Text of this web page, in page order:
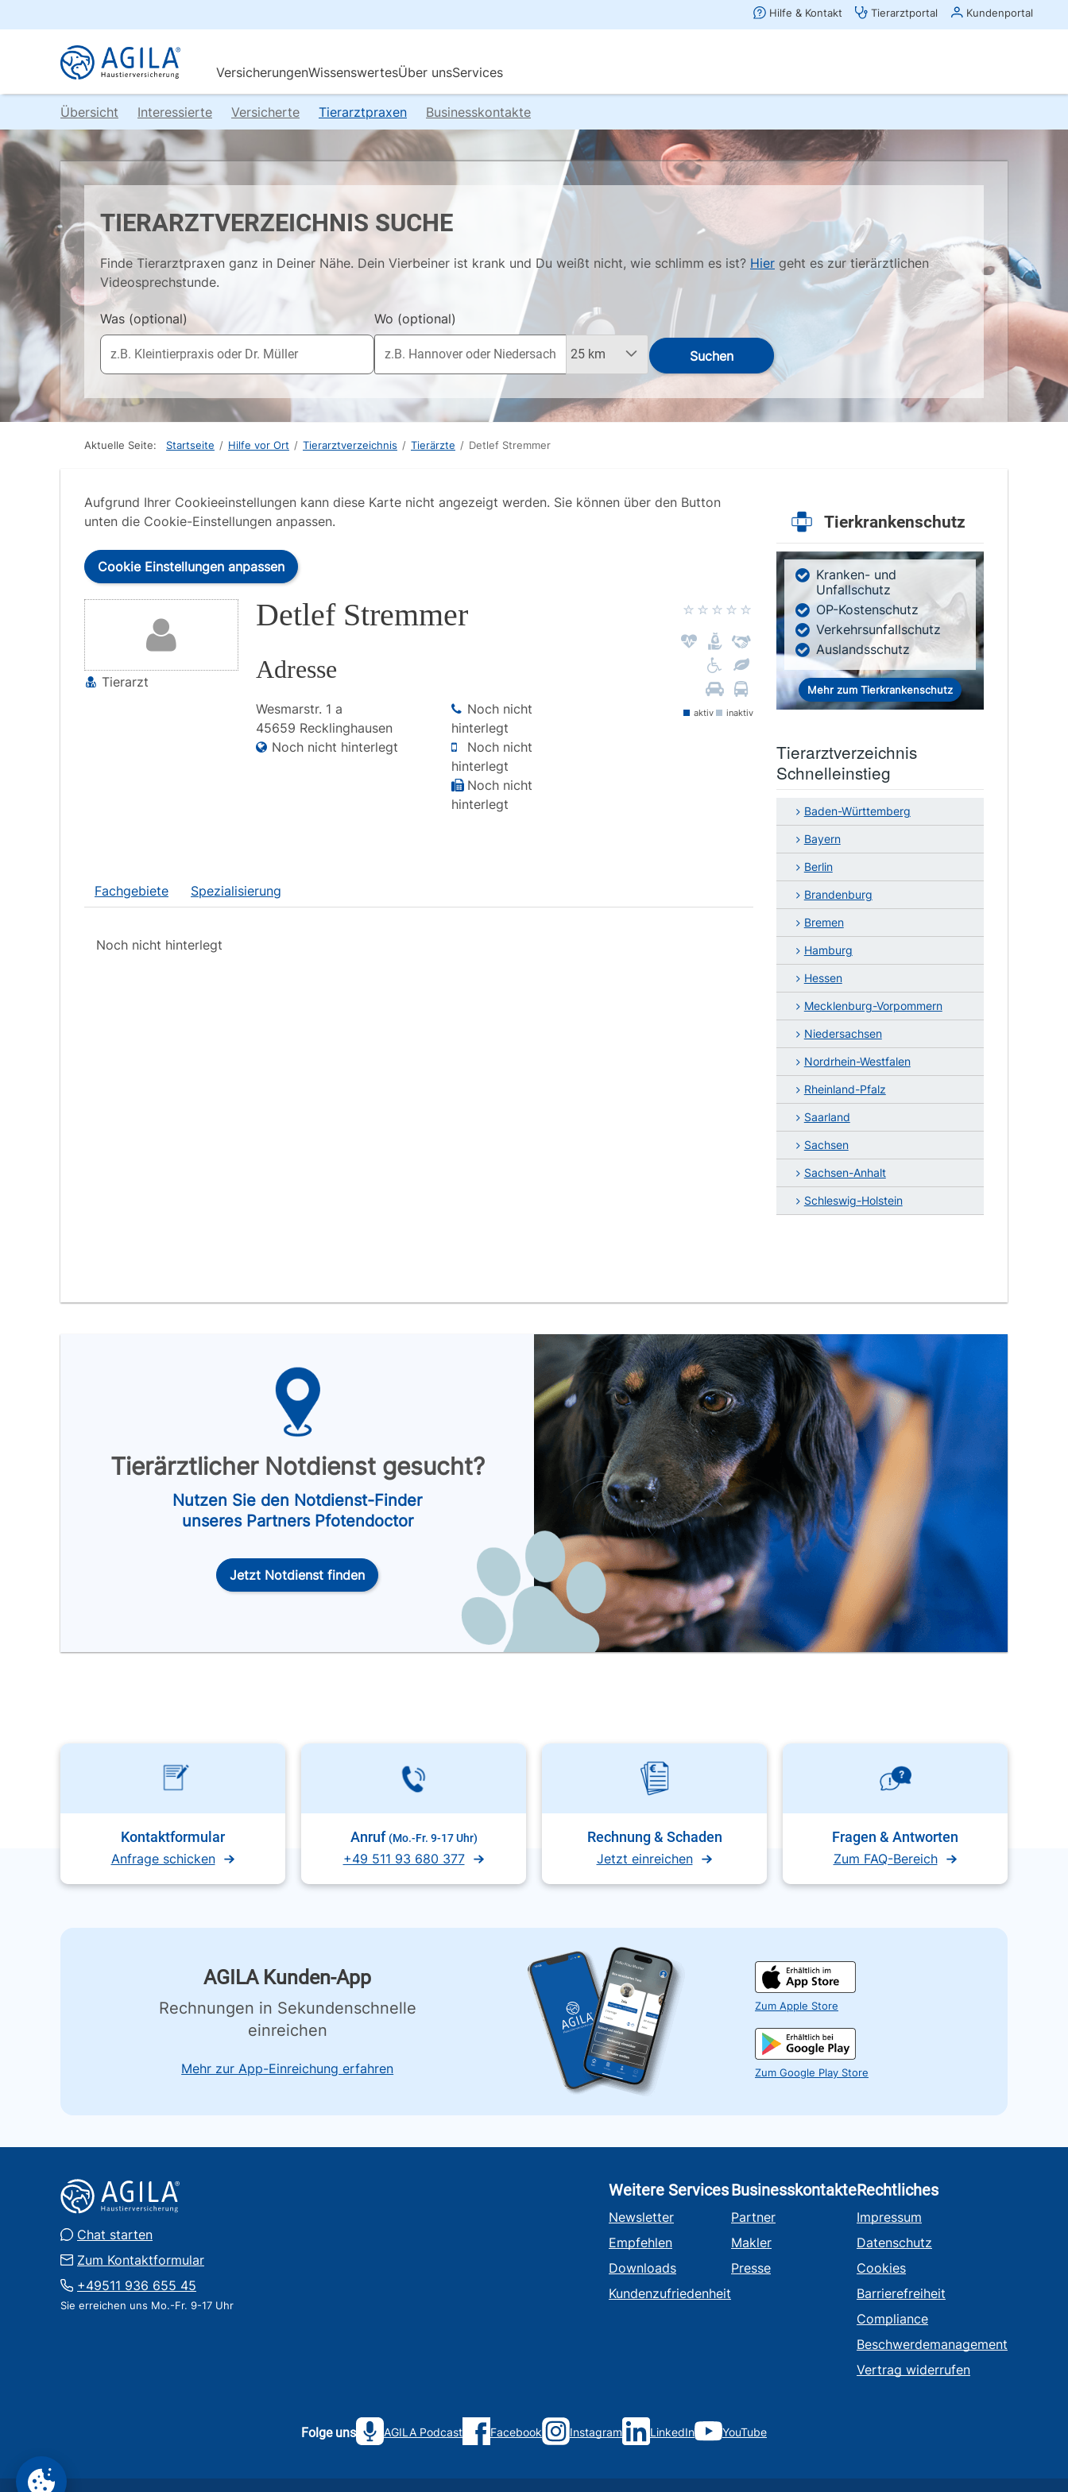
Übersicht Interessierte Versicherte Tierarztpraxen Businesskontakte
TIERARZTVERZEICHNIS SUCHE
Finde Tierarztpraxen ganz in Deiner Nähe. Dein Vierbeiner ist krank und Du weißt nicht, wie schlimm es ist? Hier geht es zur tierärztlichen
Videosprechstunde.
Was (optional) Wo (optional)
Suchen
Aktuelle Seite: Startseite / Hilfe vor Ort / Tierarztverzeichnis / Tierärzte / Detlef Stremmer
Aufgrund Ihrer Cookieeinstellungen kann diese Karte nicht angezeigt werden. Sie können über den Button
unten die Cookie-Einstellungen anpassen.
Cookie Einstellungen anpassen
Tierarzt
Detlef Stremmer
Adresse
Wesmarstr. 1 a
45659 Recklinghausen
Noch nicht hinterlegt
Noch nicht
hinterlegt
Noch nicht
hinterlegt
Noch nicht
hinterlegt
aktiv inaktiv
Fachgebiete Spezialisierung
Noch nicht hinterlegt
Tierkrankenschutz
Kranken- und
Unfallschutz
OP-Kostenschutz
Verkehrsunfallschutz
Auslandsschutz
Mehr zum Tierkrankenschutz
Tierarztverzeichnis
Schnelleinstieg
Baden-Württemberg
Bayern
Berlin
Brandenburg
Bremen
Hamburg
Hessen
Mecklenburg-Vorpommern
Niedersachsen
Nordrhein-Westfalen
Rheinland-Pfalz
Saarland
Sachsen
Sachsen-Anhalt
Schleswig-Holstein
Tierärztlicher Notdienst gesucht?
Nutzen Sie den Notdienst-Finder
unseres Partners Pfotendoctor
Jetzt Notdienst finden
Kontaktformular
Anfrage schicken
Anruf (Mo.-Fr. 9-17 Uhr)
+49 511 93 680 377
Rechnung & Schaden
Jetzt einreichen
Fragen & Antworten
Zum FAQ-Bereich
AGILA Kunden-App
Rechnungen in Sekundenschnelle
einreichen
Mehr zur App-Einreichung erfahren
Zum Apple Store
Zum Google Play Store